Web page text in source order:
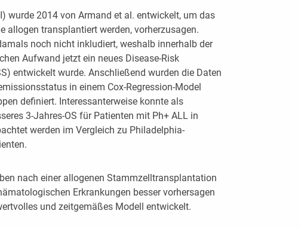
wurde 2014 von Armand et al. entwickelt, um das
allogen transplantiert werden, vorherzusagen.
noch nicht inkludiert, weshalb innerhalb der
Aufwand jetzt ein neues Disease-Risk
entwickelt wurde. Anschließend wurden die Daten
in einem Cox-Regression-Model
definiert. Interessanterweise konnte als
3-Jahres-OS für Patienten mit Ph+ ALL in
werden im Vergleich zu Philadelphia-
nach einer allogenen Stammzelltransplantation
Erkrankungen besser vorhersagen
und zeitgemäßes Modell entwickelt.